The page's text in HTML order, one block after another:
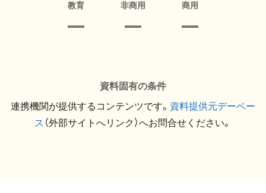
教育 非商用 商用
資料固有の条件
連携機関が提供するコンテンツです。 資料提供元デーベー
ス （外部サイトへリンク）へお問合せください。